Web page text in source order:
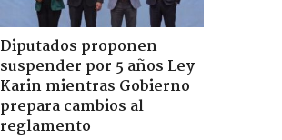
Diputados proponen
suspender por 5 años Ley
Karin mientras Gobierno
prepara cambios al
reglamento